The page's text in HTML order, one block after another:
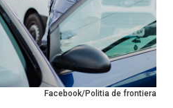
Facebook/Politia de frontiera